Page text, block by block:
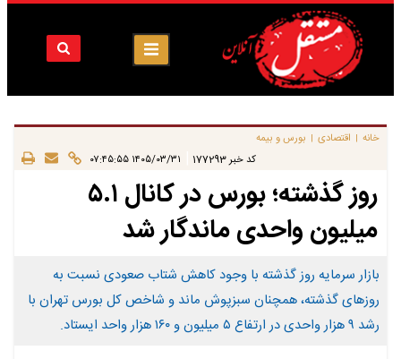
خانه | اقتصادی | بورس و بیمه
کد خبر 177293 ۱۴۰۵/۰۳/۳۱ ۰۷:۴۵:۵۵
روز گذشته؛ بورس در کانال ۵.۱
میلیون واحدی ماندگار شد
بازار سرمایه روز گذشته با وجود کاهش شتاب صعودی نسبت به
روزهای گذشته، همچنان سبزپوش ماند و شاخص کل بورس تهران با
رشد ۹ هزار واحدی در ارتفاع ۵ میلیون و ۱۶۰ هزار واحد ایستاد.